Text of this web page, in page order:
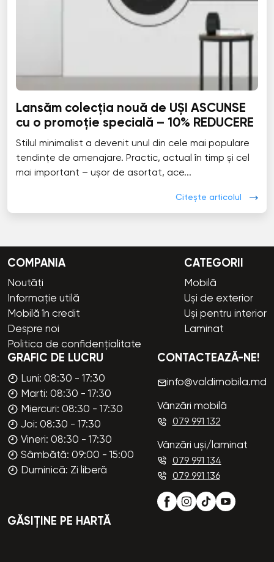
Lansăm colecția nouă de UȘI ASCUNSE
cu o promoție specială – 10% REDUCERE
Stilul minimalist a devenit unul din cele mai populare
tendințe de amenajare. Practic, actual în timp și cel
mai important – ușor de asortat, ace...
Citește articolul
COMPANIA
Noutăți
Informație utilă
Mobilă în credit
Despre noi
Politica de confidențialitate
CATEGORII
Mobilă
Uși de exterior
Uși pentru interior
Laminat
GRAFIC DE LUCRU
Luni: 08:30 - 17:30
Marti: 08:30 - 17:30
Miercuri: 08:30 - 17:30
Joi: 08:30 - 17:30
Vineri: 08:30 - 17:30
Sâmbătă: 09:00 - 15:00
Duminică: Zi liberă
CONTACTEAZĂ-NE!
info@valdimobila.md
Vânzări mobilă
079 991 132
Vânzări uși/laminat
079 991 134
079 991 136
GĂSIȚINE PE HARTĂ